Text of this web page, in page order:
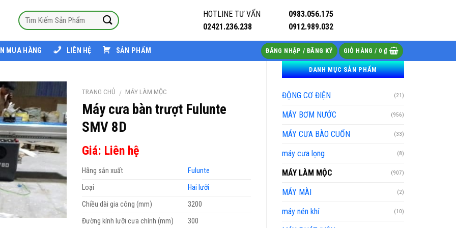
HOTLINE TƯ VẤN
02421.236.238
0983.056.175
0912.989.032
MUA HÀNG LIÊN HỆ SẢN PHẨM ĐĂNG NHẬP / ĐĂNG KÝ GIỎ HÀNG / 0 ₫
DANH MỤC SẢN PHẨM
ĐỘNG CƠ ĐIỆN (21)
MÁY BƠM NƯỚC (956)
MÁY CƯA BÀO CUỐN (33)
máy cưa lọng (8)
MÁY LÀM MỘC (907)
MÁY MÀI (2)
máy nén khí (10)
TRANG CHỦ / MÁY LÀM MỘC
Máy cưa bàn trượt Fulunte
SMV 8D
Giá: Liên hệ
Hãng sản xuất
Fulunte
Loại
Hai lưỡi
Chiều dài gia công (mm)
3200
Đường kính lưỡi cưa chính (mm)
300